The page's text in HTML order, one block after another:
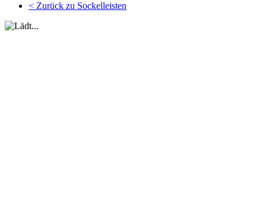
< Zurück zu Sockelleisten